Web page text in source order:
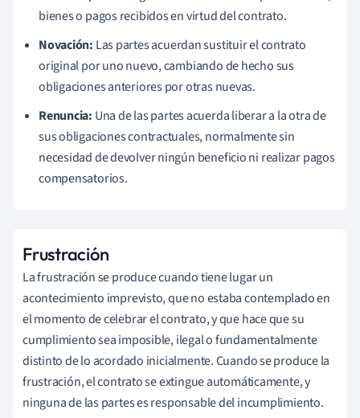
bienes o pagos recibidos en virtud del contrato.
Novación: Las partes acuerdan sustituir el contrato
original por uno nuevo, cambiando de hecho sus
obligaciones anteriores por otras nuevas.
Renuncia: Una de las partes acuerda liberar a la otra de
sus obligaciones contractuales, normalmente sin
necesidad de devolver ningún beneficio ni realizar pagos
compensatorios.
Frustración
La frustración se produce cuando tiene lugar un
acontecimiento imprevisto, que no estaba contemplado en
el momento de celebrar el contrato, y que hace que su
cumplimiento sea imposible, ilegal o fundamentalmente
distinto de lo acordado inicialmente. Cuando se produce la
frustración, el contrato se extingue automáticamente, y
ninguna de las partes es responsable del incumplimiento.